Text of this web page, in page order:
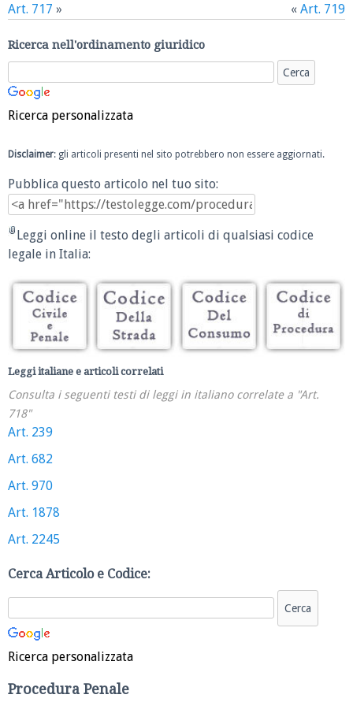
Art. 717 » « Art. 719
Ricerca nell'ordinamento giuridico
Ricerca personalizzata
Disclaimer: gli articoli presenti nel sito potrebbero non essere aggiornati.
Pubblica questo articolo nel tuo sito:
Leggi online il testo degli articoli di qualsiasi codice
legale in Italia:
Leggi italiane e articoli correlati
Consulta i seguenti testi di leggi in italiano correlate a "Art.
718"
Art. 239
Art. 682
Art. 970
Art. 1878
Art. 2245
Cerca Articolo e Codice:
Ricerca personalizzata
Procedura Penale